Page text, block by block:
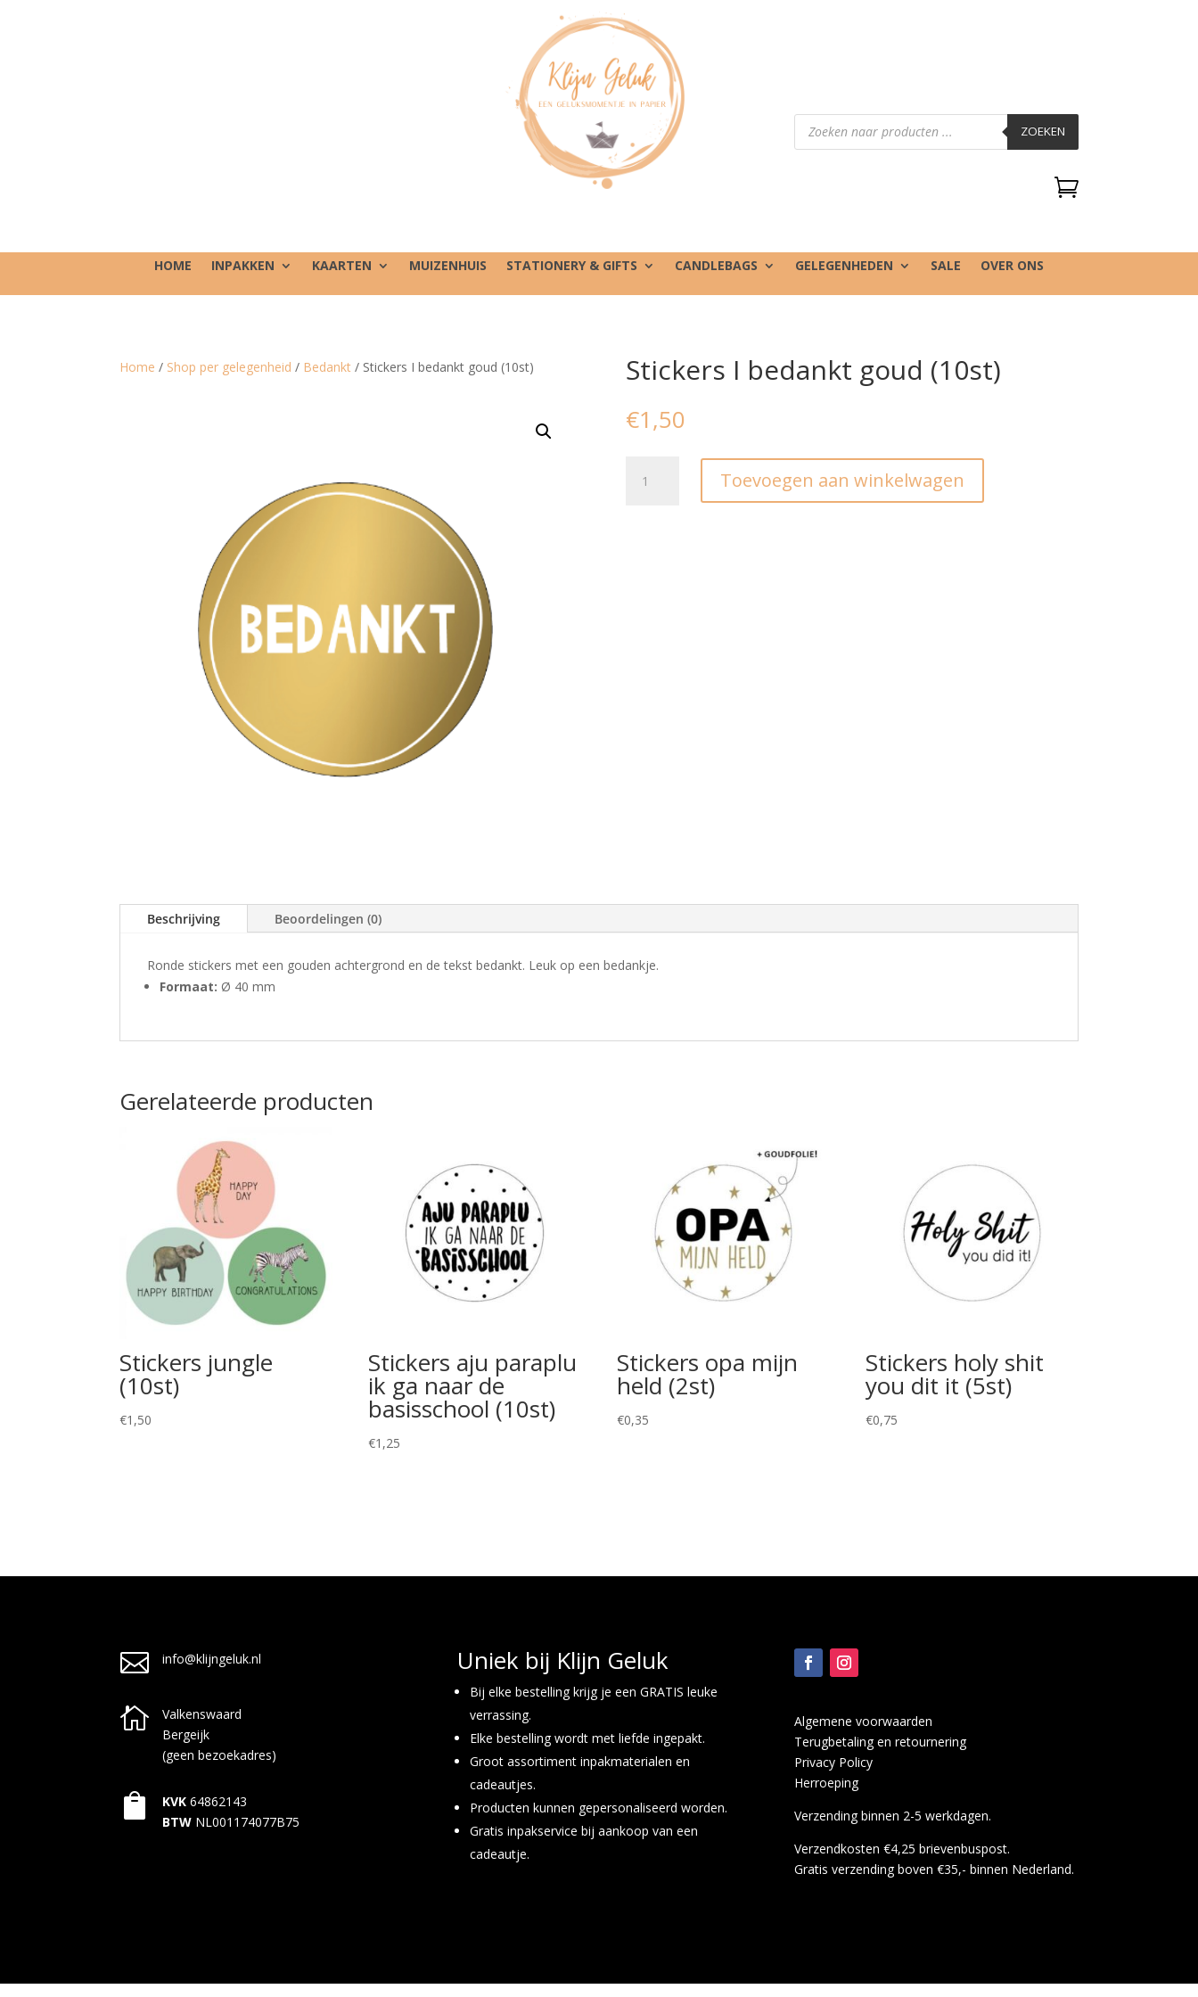
Producten
zoeken ZOEKEN

HOME INPAKKEN KAARTEN MUIZENHUIS STATIONERY & GIFTS CANDLEBAGS GELEGENHEDEN SALE OVER ONS
Home / Shop per gelegenheid / Bedankt / Stickers I bedankt goud (10st) Stickers I bedankt goud (10st)
€1,50
Toevoegen aan winkelwagen
Beschrijving Beoordelingen (0)
Ronde stickers met een gouden achtergrond en de tekst bedankt. Leuk op een bedankje.
Formaat: Ø 40 mm
Gerelateerde producten
Stickers jungle
(10st)
€1,50
Stickers aju paraplu
ik ga naar de
basisschool (10st)
€1,25
Stickers opa mijn
held (2st)
€0,35
Stickers holy shit
you dit it (5st)
€0,75
 info@klijngeluk.nl

Valkenswaard
Bergeijk
(geen bezoekadres)
 KVK 64862143
BTW NL001174077B75
Uniek bij Klijn Geluk
Bij elke bestelling krijg je een GRATIS leuke
verrassing.
Elke bestelling wordt met liefde ingepakt.
Groot assortiment inpakmaterialen en
cadeautjes.
Producten kunnen gepersonaliseerd worden.
Gratis inpakservice bij aankoop van een
cadeautje.
Algemene voorwaarden
Terugbetaling en retournering
Privacy Policy
Herroeping
Verzending binnen 2-5 werkdagen.
Verzendkosten €4,25 brievenbuspost.
Gratis verzending boven €35,- binnen Nederland.